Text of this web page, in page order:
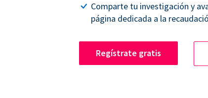
Comparte tu investigación y
página dedicada a la
Regístrate gratis